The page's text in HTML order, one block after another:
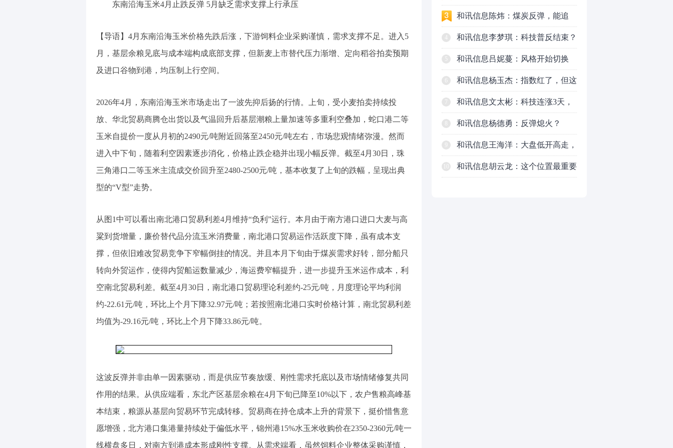
东南沿海玉米4月止跌反弹 5月缺乏需求支撑上行承压
【导语】4月东南沿海玉米价格先跌后涨，下游饲料企业采购谨慎，需求支撑不足。进入5
月，基层余粮见底与成本端构成底部支撑，但新麦上市替代压力渐增、定向稻谷拍卖预期
及进口谷物到港，均压制上行空间。
2026年4月，东南沿海玉米市场走出了一波先抑后扬的行情。上旬，受小麦拍卖持续投
放、华北贸易商腾仓出货以及气温回升后基层潮粮上量加速等多重利空叠加，蛇口港二等
玉米自提价一度从月初的2490元/吨附近回落至2450元/吨左右，市场悲观情绪弥漫。然而
进入中下旬，随着利空因素逐步消化，价格止跌企稳并出现小幅反弹。截至4月30日，珠
三角港口二等玉米主流成交价回升至2480-2500元/吨，基本收复了上旬的跌幅，呈现出典
型的“V型”走势。
从图1中可以看出南北港口贸易利差4月维持“负利”运行。本月由于南方港口进口大麦与高
粱到货增量，廉价替代品分流玉米消费量，南北港口贸易运作活跃度下降，虽有成本支
撑，但依旧难改贸易竞争下窄幅倒挂的情况。并且本月下旬由于煤炭需求好转，部分船只
转向外贸运作，使得内贸船运数量减少，海运费窄幅提升，进一步提升玉米运作成本，利
空南北贸易利差。截至4月30日，南北港口贸易理论利差约-25元/吨，月度理论平均利润
约-22.61元/吨，环比上个月下降32.97元/吨；若按照南北港口实时价格计算，南北贸易利差
均值为-29.16元/吨，环比上个月下降33.86元/吨。
这波反弹并非由单一因素驱动，而是供应节奏放缓、刚性需求托底以及市场情绪修复共同
作用的结果。从供应端看，东北产区基层余粮在4月下旬已降至10%以下，农户售粮高峰基
本结束，粮源从基层向贸易环节完成转移。贸易商在持仓成本上升的背景下，挺价惜售意
愿增强，北方港口集港量持续处于偏低水平，锦州港15%水玉米收购价在2350-2360元/吨一
线横盘多日，对南方到港成本形成刚性支撑。从需求端看，虽然饲料企业整体采购谨慎，
新主线已浮现？周五大盘怎么走？
和讯信息陈炜：煤炭反弹，能追
吗？八月主线看哪？
和讯信息李梦琪：科技普反结束？
5 和讯信息吕妮蔓：风格开始切换
了，周五干万注意
和讯信息杨玉杰：指数红了，但这
个信号警惕！
7 和讯信息文太彬：科技连涨3天，
明天会迎来分化？
和讯信息杨德勇：反弹熄火？
和讯信息王海洋：大盘低开高走，
反弹结束了吗？
和讯信息胡云龙：这个位置最重要